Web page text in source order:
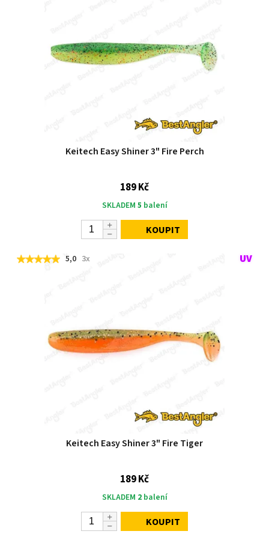
Keitech Easy Shiner 3" Fire Perch
189 Kč
SKLADEM 5 balení
KOUPIT
5,0 3x
Keitech Easy Shiner 3" Fire Tiger
189 Kč
SKLADEM 2balení
KOUPIT